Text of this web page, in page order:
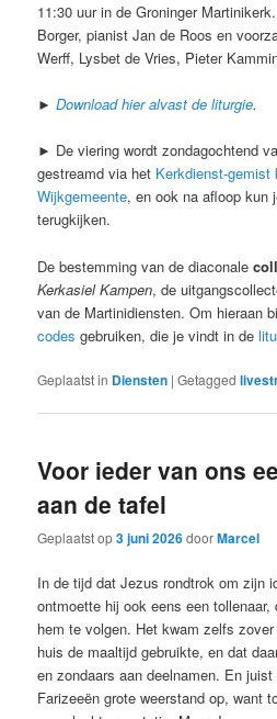
11:30 uur in de Groninger
Borger, pianist Jan de Roos en
Werff, Lysbet de Vries, Pieter
►Download hier alvast de liturgie.
► De viering wordt zondagochtend
gestreamd via het Kerkdienst-
Wijkgemeente, en ook na afloop kun
terugkijken.
De bestemming van de diaconale
Kerkasiel Kampen, de
van de Martinidiensten. Om hieraan
codes gebruiken, die je vindt in de
Geplaatst in Diensten |Getagged
Voor ieder van ons
aan de tafel
Geplaatst op3 juni 2026doorMarcel
In de tijd dat Jezus rondtrok om zijn
ontmoette hij ook eens een
hem te volgen. Het kwam zelfs
huis de maaltijd gebruikte, en dat
en zondaars aan deelnamen. En
Farizeeën grote weerstand op, want